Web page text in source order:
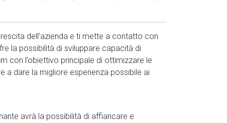
dell’azienda e ti mette a contatto con
la possibilità di sviluppare capacità di
con l’obiettivo principale di ottimizzare le
a dare la migliore esperienza possibile ai
avrà la possibilità di affiancare e